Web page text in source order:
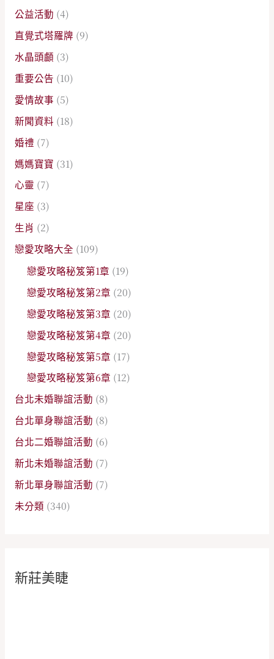
公益活動 (4)
直覺式塔羅牌 (9)
水晶頭顱 (3)
重要公告 (10)
愛情故事 (5)
新聞資料 (18)
婚禮 (7)
媽媽寶寶 (31)
心靈 (7)
星座 (3)
生肖 (2)
戀愛攻略大全 (109)
戀愛攻略秘笈第1章 (19)
戀愛攻略秘笈第2章 (20)
戀愛攻略秘笈第3章 (20)
戀愛攻略秘笈第4章 (20)
戀愛攻略秘笈第5章 (17)
戀愛攻略秘笈第6章 (12)
台北未婚聯誼活動 (8)
台北單身聯誼活動 (8)
台北二婚聯誼活動 (6)
新北未婚聯誼活動 (7)
新北單身聯誼活動 (7)
未分類 (340)
新莊美睫